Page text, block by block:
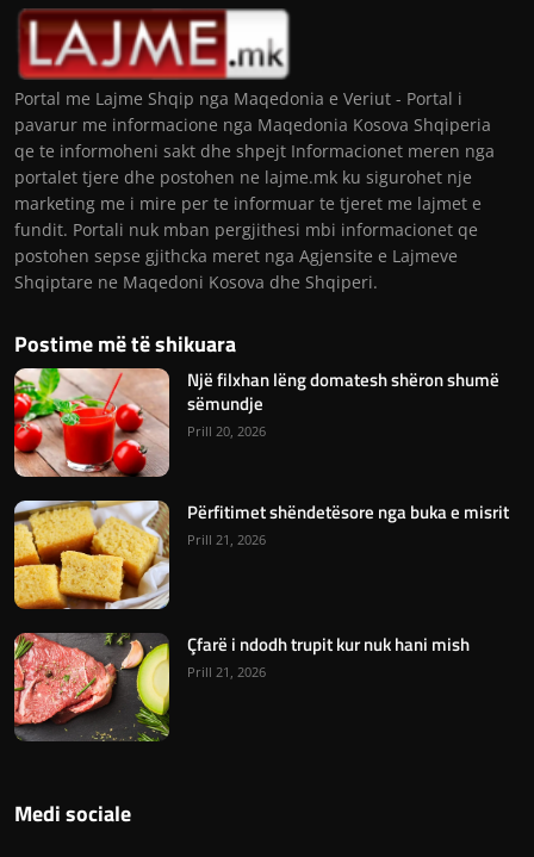
Portal me Lajme Shqip nga Maqedonia e Veriut - Portal i
pavarur me informacione nga Maqedonia Kosova Shqiperia
qe te informoheni sakt dhe shpejt Informacionet meren nga
portalet tjere dhe postohen ne lajme.mk ku sigurohet nje
marketing me i mire per te informuar te tjeret me lajmet e
fundit. Portali nuk mban pergjithesi mbi informacionet qe
postohen sepse gjithcka meret nga Agjensite e Lajmeve
Shqiptare ne Maqedoni Kosova dhe Shqiperi.
Postime më të shikuara
Një filxhan lëng domatesh shëron shumë
sëmundje
Prill 20, 2026
Përfitimet shëndetësore nga buka e misrit
Prill 21, 2026
Çfarë i ndodh trupit kur nuk hani mish
Prill 21, 2026
Medi sociale